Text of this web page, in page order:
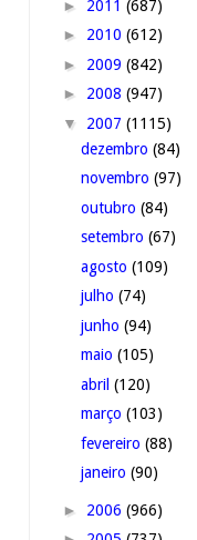
► 2011 (687)
► 2010 (612)
► 2009 (842)
► 2008 (947)
▼ 2007 (1115)
dezembro (84)
novembro (97)
outubro (84)
setembro (67)
agosto (109)
julho (74)
junho (94)
maio (105)
abril (120)
março (103)
fevereiro (88)
janeiro (90)
► 2006 (966)